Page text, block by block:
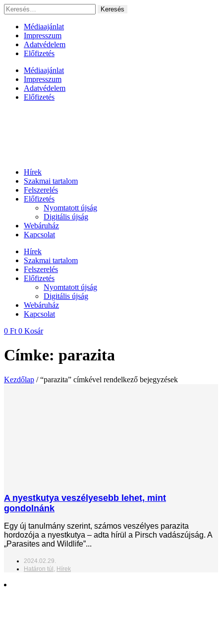
Ugrás
a
tartalomhoz
Keresés:
Médiaajánlat
Impresszum
Adatvédelem
Előfizetés
Médiaajánlat
Impresszum
Adatvédelem
Előfizetés
Hírek
Szakmai tartalom
Felszerelés
Előfizetés
Nyomtatott újság
Digitális újság
Webáruház
Kapcsolat
Hírek
Szakmai tartalom
Felszerelés
Előfizetés
Nyomtatott újság
Digitális újság
Webáruház
Kapcsolat
0 Ft 0 Kosár
Címke: parazita
Kezdőlap / “parazita” címkével rendelkező bejegyzések
A nyestkutya veszélyesebb lehet, mint
gondolnánk
Egy új tanulmány szerint, számos veszélyes parazita
hordozója a nyestkutya – adta hírül a Pirsch vadászújság. A
„Parasites and Wildlife”...
2024.02.29.
Határon túl, Hírek